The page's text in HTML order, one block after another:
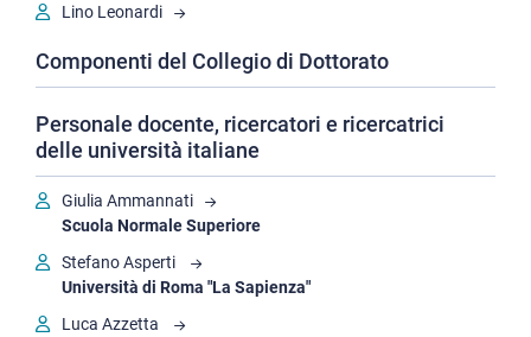
Storia dell'arte
Chimica
Matematica
Metodi Computazionali e Modelli Matematici per le Scienze
e la Finanza
Quantum Technology and Nanoscience
Scienza politica e sociologia
Lino Leonardi
Componenti del Collegio di Dottorato
Personale docente, ricercatori e ricercatrici
delle università italiane
Giulia Ammannati
Scuola Normale Superiore
Stefano Asperti
Università di Roma "La Sapienza"
Luca Azzetta